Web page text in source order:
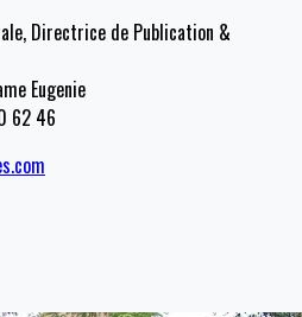
Directrice de Publication &
Eugenie
62 46